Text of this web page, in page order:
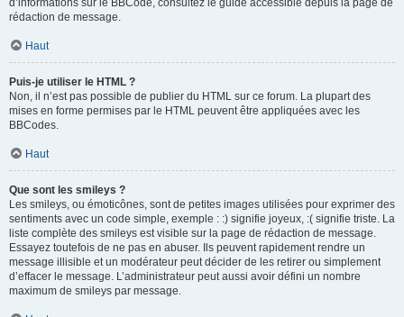
d’informations sur le BBCode, consultez le guide accessible depuis la page de
rédaction de message.
Haut
Puis-je utiliser le HTML ?
Non, il n’est pas possible de publier du HTML sur ce forum. La plupart des
mises en forme permises par le HTML peuvent être appliquées avec les
BBCodes.
Haut
Que sont les smileys ?
Les smileys, ou émoticônes, sont de petites images utilisées pour exprimer des
sentiments avec un code simple, exemple : :) signifie joyeux, :( signifie triste. La
liste complète des smileys est visible sur la page de rédaction de message.
Essayez toutefois de ne pas en abuser. Ils peuvent rapidement rendre un
message illisible et un modérateur peut décider de les retirer ou simplement
d’effacer le message. L’administrateur peut aussi avoir défini un nombre
maximum de smileys par message.